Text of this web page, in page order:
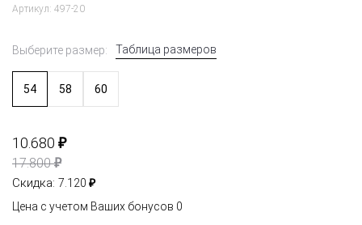
Артикул: 497-20
Выберите размер: Таблица размеров
54 58 60
10.680 ₽
17.800₽
Скидка: 7.120 ₽
Цена с учетом Ваших бонусов 0